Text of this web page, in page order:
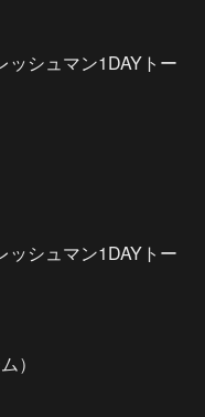
シュマン1DAYトー
シュマン1DAYトー
）